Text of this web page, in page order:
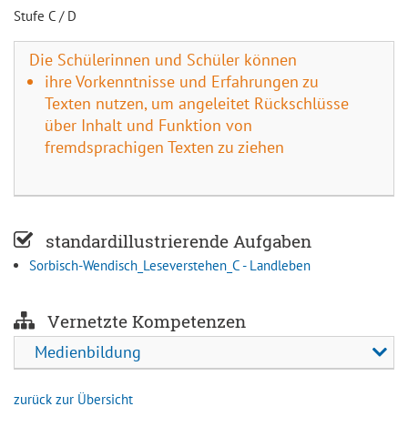
Stufe C / D
Die Schülerinnen und Schüler können
ihre Vorkenntnisse und Erfahrungen zu
Texten nutzen, um angeleitet Rückschlüsse
über Inhalt und Funktion von
fremdsprachigen Texten zu ziehen
standardillustrierende Aufgaben
Sorbisch-Wendisch_Leseverstehen_C - Landleben
Vernetzte Kompetenzen
Medienbildung
zurück zur Übersicht